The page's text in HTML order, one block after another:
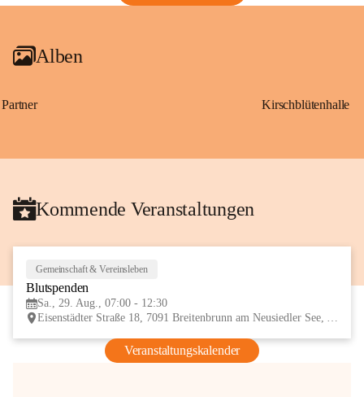
Alben
Partner Kirschblütenhalle
Kommende Veranstaltungen
Gemeinschaft & Vereinsleben
Blutspenden
Sa., 29. Aug., 07:00 - 12:30
Eisenstädter Straße 18, 7091 Breitenbrunn am Neusiedler See, AUT
Veranstaltungskalender